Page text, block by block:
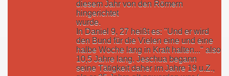
diesem Jahr von den Römern
hingerichtet
wurde.
In Daniel 9, 27 heißt es: "Und er wird
den Bund für die Vielen eine und eine
halbe Woche lang in Kraft halten..." also
10,5 Jahre lang. Jeschua begann
seine Tätigkeit daher im Jahre 19 u.Z.,